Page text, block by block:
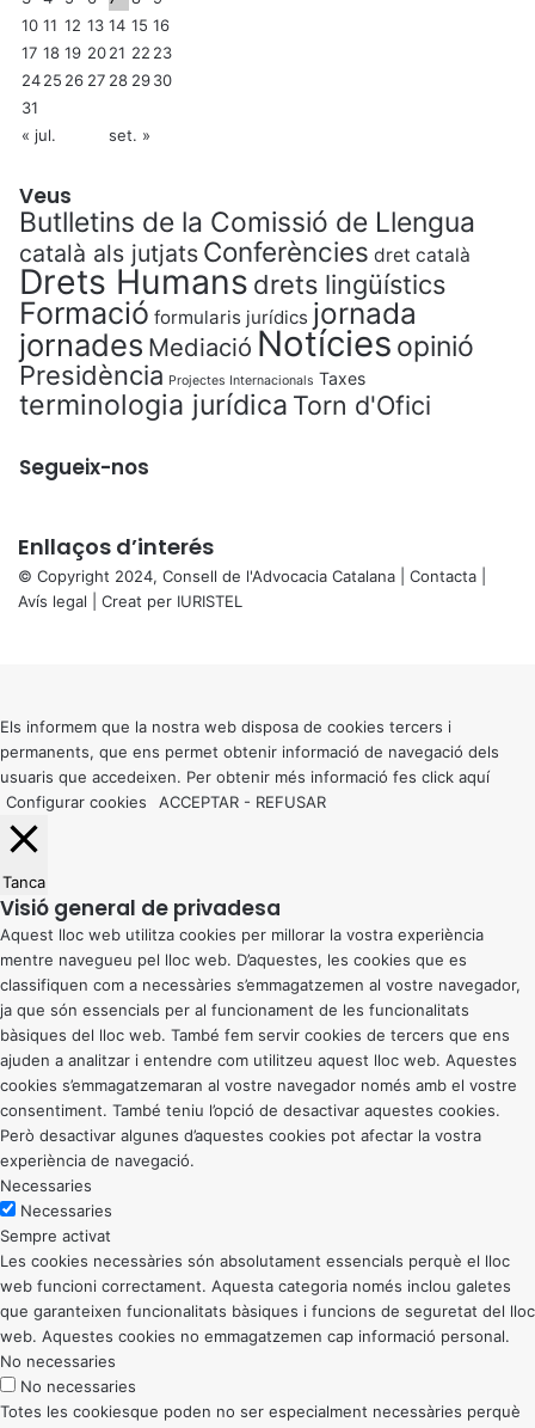
10 11 12 13 14 15 16
17 18 19 2021 22 23
2425 26 27 28 2930
31
« jul.
set. »
Veus
Butlletins de la Comissió de Llengua
català als jutjats Conferències dret català
Drets Humans drets lingüístics
Formació formularis jurídics jornada
jornades Mediació Notícies opinió
Presidència Projectes Internacionals Taxes
terminologia jurídica Torn d'Ofici
Segueix-nos
Enllaços d’interés
© Copyright 2024, Consell de l'Advocacia Catalana | Contacta
Avís legal | Creat per IURISTEL
button
Els informem que la nostra web disposa de cookies tercers i
permanents, que ens permet obtenir informació de navegació dels
usuaris que accedeixen. Per obtenir més informació fes click aquí
Configurar cookies
ACCEPTAR - REFUSAR
Tanca
Visió general de privadesa
Aquest lloc web utilitza cookies per millorar la vostra experiència
mentre navegueu pel lloc web. D’aquestes, les cookies que es
classifiquen com a necessàries s’emmagatzemen al vostre navegador,
ja que són essencials per al funcionament de les funcionalitats
bàsiques del lloc web. També fem servir cookies de tercers que ens
ajuden a analitzar i entendre com utilitzeu aquest lloc web. Aquestes
cookies s’emmagatzemaran al vostre navegador només amb el vostre
consentiment. També teniu l’opció de desactivar aquestes cookies.
Però desactivar algunes d’aquestes cookies pot afectar la vostra
experiència de navegació.
Necessaries
Necessaries
Sempre activat
Les cookies necessàries són absolutament essencials perquè el lloc
web funcioni correctament. Aquesta categoria només inclou galetes
que garanteixen funcionalitats bàsiques i funcions de seguretat del lloc
web. Aquestes cookies no emmagatzemen cap informació personal.
No necessaries
No necessaries
Totes les cookiesque poden no ser especialment necessàries perquè